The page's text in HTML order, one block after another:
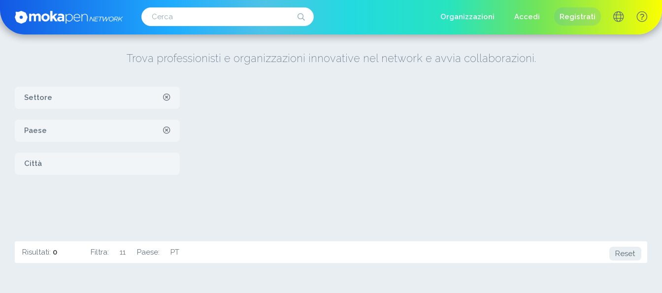
Organizzazioni Accedi Registrati
Trova professionisti e organizzazioni innovative nel network e avvia collaborazioni.
Settore
Paese
Città
Risultati: 0 Filtra: 11 Paese: PT Reset